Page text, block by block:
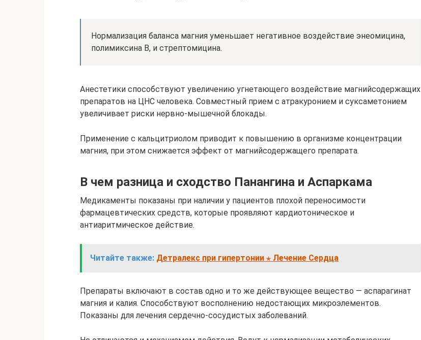
Нормализация баланса магния уменьшает негативное воздействие энеомицина,
полимиксина В, и стрептомицина.
Анестетики способствуют увеличению угнетающего воздействие магнийсодержащих
препаратов на ЦНС человека. Совместный прием с атракуронием и суксаметонием
увеличивает риски нервно-мышечной блокады.
Применение с кальцитриолом приводит к повышению в организме концентрации
магния, при этом снижается эффект от магнийсодержащего препарата.
В чем разница и сходство Панангина и Аспаркама
Медикаменты показаны при наличии у пациентов плохой переносимости
фармацевтических средств, которые проявляют кардиотоническое и
антиаритмическое действие.
Читайте также: Детралекс при гипертонии ⋆ Лечение Сердца
Препараты включают в состав одно и то же действующее вещество — аспарагинат
магния и калия. Способствуют восполнению недостающих микроэлементов.
Показаны для лечения сердечно-сосудистых заболеваний.